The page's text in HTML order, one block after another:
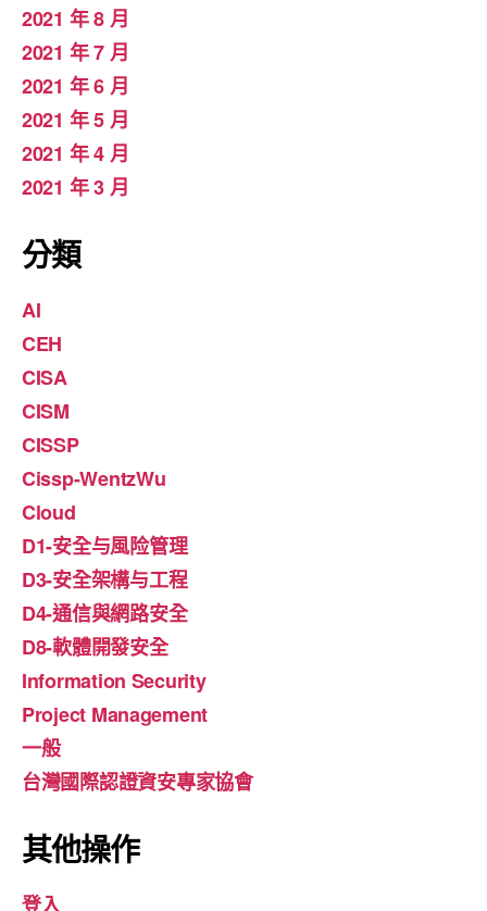
2021 年 8 月
2021 年 7 月
2021 年 6 月
2021 年 5 月
2021 年 4 月
2021 年 3 月
分類
AI
CEH
CISA
CISM
CISSP
Cissp-WentzWu
Cloud
D1-安全与風险管理
D3-安全架構与工程
D4-通信與網路安全
D8-軟體開發安全
Information Security
Project Management
一般
台灣國際認證資安專家協會
其他操作
登入